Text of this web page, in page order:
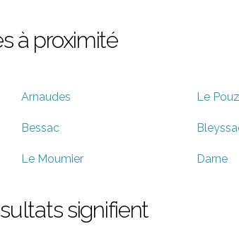
à proximité
Arnaudes Le
Bessac
Le Moumier Darne
signifient